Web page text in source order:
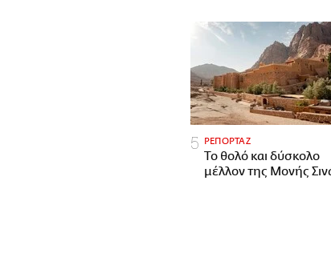
ΡΕΠΟΡΤΑΖ
Το θολό και δύσκολο
μέλλον της Μονής